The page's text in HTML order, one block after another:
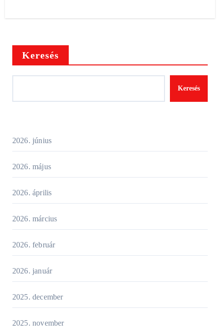
Keresés
Keresés
2026. június
2026. május
2026. április
2026. március
2026. február
2026. január
2025. december
2025. november